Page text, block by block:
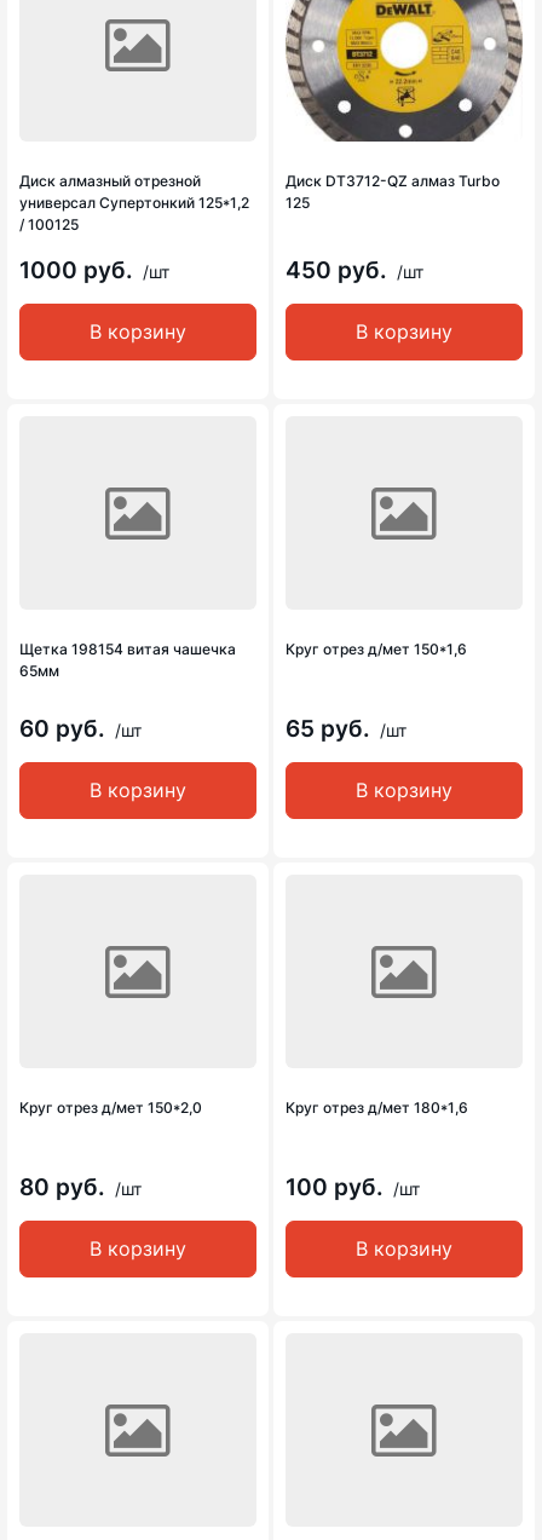
Диск алмазный отрезной
универсал Супертонкий 125*1,2
/ 100125
1000 руб. /шт
В корзину
Диск DT3712-QZ алмаз Turbo
125
450 руб. /шт
В корзину
Щетка 198154 витая чашечка
65мм
60 руб. /шт
В корзину
Круг отрез д/мет 150*1,6
65 руб. /шт
В корзину
Круг отрез д/мет 150*2,0
80 руб. /шт
В корзину
Круг отрез д/мет 180*1,6
100 руб. /шт
В корзину